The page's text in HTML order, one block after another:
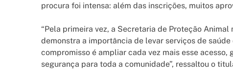
procura foi intensa: além das inscrições, muitos
“Pela primeira vez, a Secretaria de Proteção
demonstra a importância de levar serviços de
compromisso é ampliar cada vez mais esse
segurança para toda a comunidade”, ressaltou o